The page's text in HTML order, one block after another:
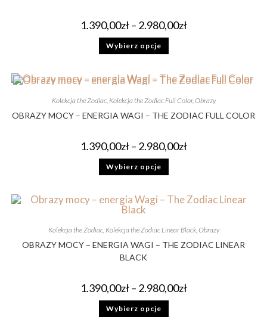
1.390,00zł – 2.980,00zł
Wybierz opcje
Kolekcja the Zodiac, Kolekcja the Zodiac Full Color, Obrazy
OBRAZY MOCY – ENERGIA WAGI – THE ZODIAC FULL COLOR
1.390,00zł – 2.980,00zł
Wybierz opcje
Kolekcja the Zodiac, Kolekcja the Zodiac Linear Black,Obrazy
OBRAZY MOCY – ENERGIA WAGI – THE ZODIAC LINEAR
BLACK
1.390,00zł – 2.980,00zł
Wybierz opcje